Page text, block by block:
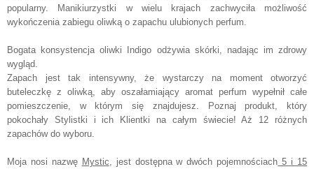
popularny. Manikiurzystki w wielu krajach zachwyciła możliwość
wykończenia zabiegu oliwką o zapachu ulubionych perfum.
Bogata konsystencja oliwki Indigo odżywia skórki, nadając im zdrowy
wygląd.
Zapach jest tak intensywny, że wystarczy na moment otworzyć
buteleczkę z oliwką, aby oszałamiający aromat perfum wypełnił całe
pomieszczenie, w którym się znajdujesz. Poznaj produkt, który
pokochały Stylistki i ich Klientki na całym świecie! Aż 12 różnych
zapachów do wyboru.
Moja nosi nazwę Mystic , jest dostępna w dwóch pojemnościach 5 i 15